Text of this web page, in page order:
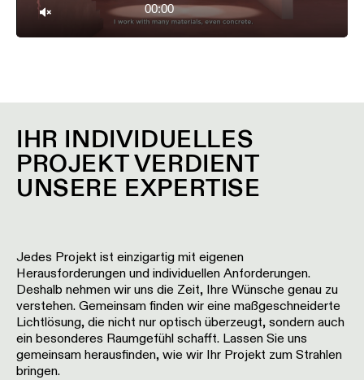
00:00
IHR INDIVIDUELLES
PROJEKT VERDIENT
UNSERE EXPERTISE
Jedes Projekt ist einzigartig mit eigenen
Herausforderungen und individuellen Anforderungen.
Deshalb nehmen wir uns die Zeit, Ihre Wünsche genau zu
verstehen. Gemeinsam finden wir eine maßgeschneiderte
Lichtlösung, die nicht nur optisch überzeugt, sondern auch
ein besonderes Raumgefühl schafft. Lassen Sie uns
gemeinsam herausfinden, wie wir Ihr Projekt zum Strahlen
bringen.